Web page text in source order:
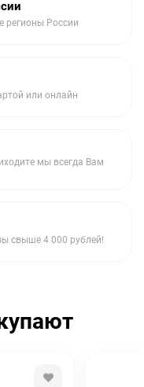
регионы России
или онлайн
мы всегда Вам
свыше 4 000 рублей!